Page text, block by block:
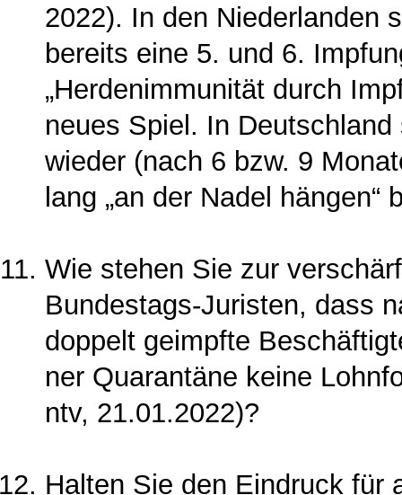
2022). In den Nie­derlanden
be­reits eine 5. und 6.
„Herdenimmunität durch
neues Spiel. In Deutschland
wieder (nach 6 bzw. 9
lang „an der Nadel
Wie stehen Sie zur
Bundestags-Juristen, dass
doppelt geimpfte
ner Quarantäne keine
ntv, 21.01.2022)?
Halten Sie den Eindruck für